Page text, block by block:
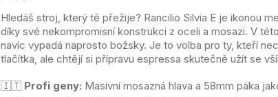
z
5
hvězdiček.
Hledáš stroj, který tě přežije? Rancilio Silvia E je ikonou
díky své nekompromisní konstrukci z oceli a mosazi. V
navíc vypadá naprosto božsky. Je to volba pro ty, kteří
tlačítka, ale chtějí si přípravu espressa skutečně užít se
🇮🇹 Profi geny: Masivní mosazná hlava a 58mm páka